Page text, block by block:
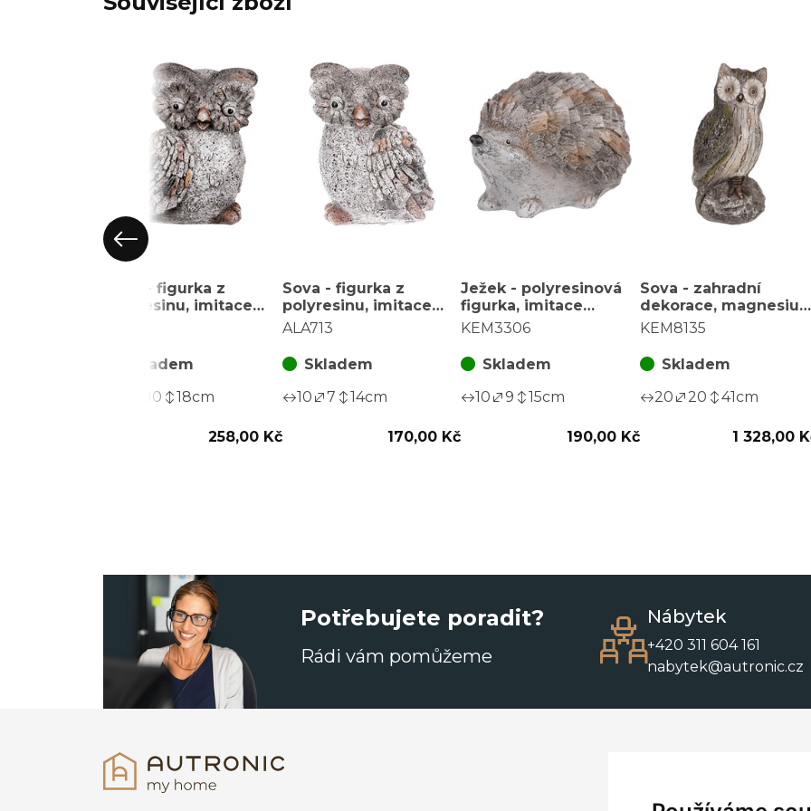
Sova - figurka z
polyresinu, imitace
Skladem
10 18cm
258,00 Kč
Sova - figurka z
polyresinu, imitace
kamene
ALA713
Skladem
10
7 14cm
170,00 Kč
Ježek - polyresinová
figurka, imitace
kamene
KEM3306
Skladem
10
9 15cm
190,00 Kč
Sova - zahradní
dekorace,
imitace kamene
KEM8135
Skladem
20
20 41cm
1 328,00
Potřebujete poradit?
Rádi vám pomůžeme
Nábytek
+420 311 604 161
nabytek@autronic.cz